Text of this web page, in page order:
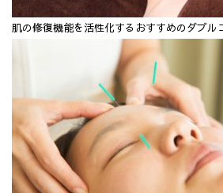
肌の修復機能を活性化するおすすめのダブル